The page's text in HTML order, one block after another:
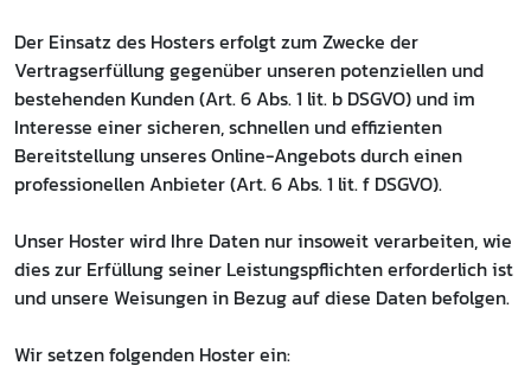
Der Einsatz des Hosters erfolgt zum Zwecke der
Vertragserfüllung gegenüber unseren potenziellen und
bestehenden Kunden (Art. 6 Abs. 1 lit. b DSGVO) und im
Interesse einer sicheren, schnellen und effizienten
Bereitstellung unseres Online-Angebots durch einen
professionellen Anbieter (Art. 6 Abs. 1 lit. f DSGVO).
Unser Hoster wird Ihre Daten nur insoweit verarbeiten, wie
dies zur Erfüllung seiner Leistungspflichten erforderlich ist
und unsere Weisungen in Bezug auf diese Daten befolgen.
Wir setzen folgenden Hoster ein: